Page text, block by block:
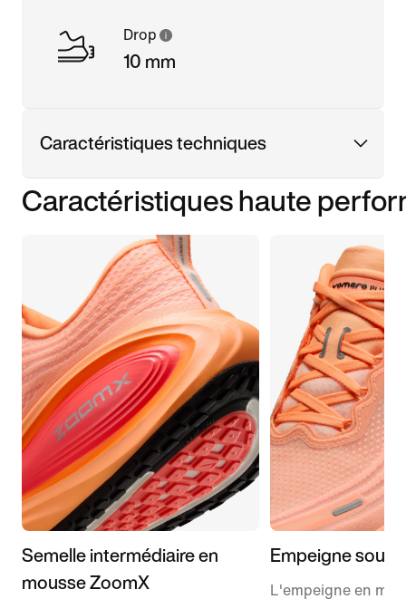
Drop
10 mm
Caractéristiques techniques
Caractéristiques haute
Semelle intermédiaire en
mousse ZoomX
Empeigne
L'empeigne en